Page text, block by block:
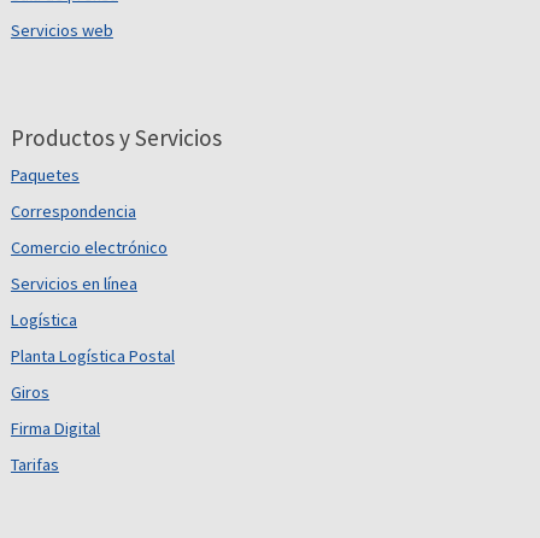
Servicios web
Productos y Servicios
Paquetes
Correspondencia
Comercio electrónico
Servicios en línea
Logística
Planta Logística Postal
Giros
Firma Digital
Tarifas